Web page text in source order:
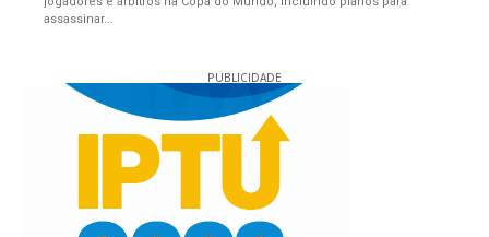
assassinar...
PUBLICIDADE